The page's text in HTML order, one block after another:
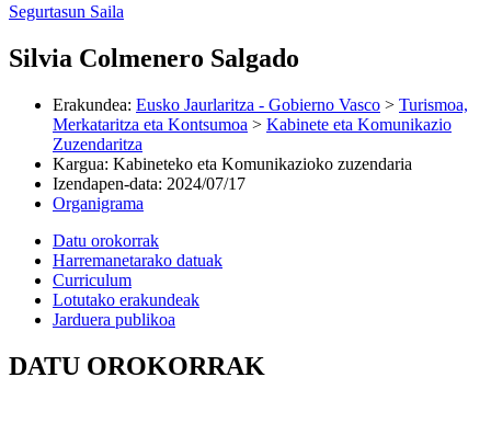
Segurtasun Saila
Silvia Colmenero Salgado
Erakundea: Eusko Jaurlaritza - Gobierno Vasco > Turismoa,
Merkataritza eta Kontsumoa > Kabinete eta Komunikazio
Zuzendaritza
Kargua: Kabineteko eta Komunikazioko zuzendaria
Izendapen-data: 2024/07/17
Organigrama
Datu orokorrak
Harremanetarako datuak
Curriculum
Lotutako erakundeak
Jarduera publikoa
DATU OROKORRAK